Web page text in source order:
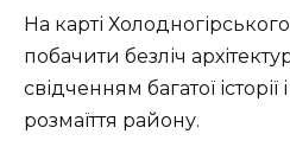
На карті
побачити безліч
свідченням багатої історії
розмаїття району.